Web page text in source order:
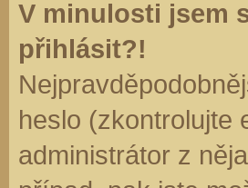
V minulosti jsem
přihlásit?!
heslo (zkontrolujte
administrátor z